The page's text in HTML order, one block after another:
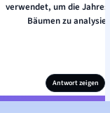
verwendet, um die
Bäumen zu
Antwort zeigen